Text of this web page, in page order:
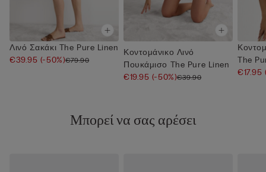
Λινό Σακάκι The Pure Linen
€39.95 (-50%)€79.90
Κοντομάνικο Λινό
Πουκάμισο The Pure Linen
€19.95 (-50%)€39.90
The
€17.95
Μπορεί να σας αρέσει